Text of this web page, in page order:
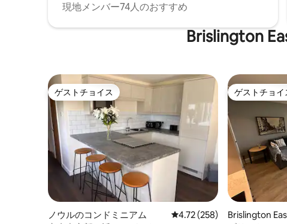
現地メンバー74人のおすすめ
Brislington
ゲストチョイス
ゲストチョイス
ノウルのコンドミニアム レビュー258件、5つ星中
4.72 (258)
ゲストチョイ
ゲストチョイ
Brislington